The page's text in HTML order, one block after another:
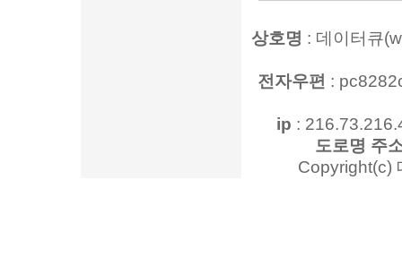
상호명 : 데이터큐
전자우편 :
ip :
도로명 주
Copyright(c)